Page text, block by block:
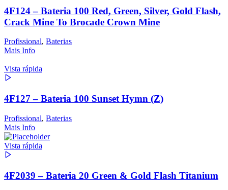
4F124 – Bateria 100 Red, Green, Silver, Gold Flash,
Crack Mine To Brocade Crown Mine
Profissional, Baterias
Mais Info
Vista rápida
4F127 – Bateria 100 Sunset Hymn (Z)
Profissional, Baterias
Mais Info
Vista rápida
4F2039 – Bateria 20 Green & Gold Flash Titanium